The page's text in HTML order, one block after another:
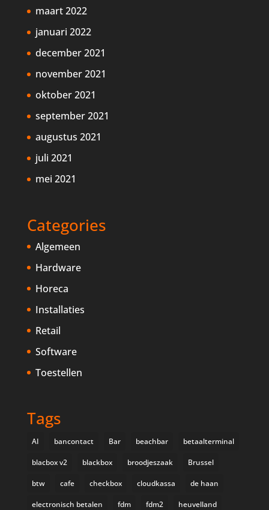
maart 2022
januari 2022
december 2021
november 2021
oktober 2021
september 2021
augustus 2021
juli 2021
mei 2021
Categories
Algemeen
Hardware
Horeca
Installaties
Retail
Software
Toestellen
Tags
AI bancontact Bar beachbar betaalterminal
blacbox v2 blackbox broodjeszaak Brussel
btw cafe checkbox cloudkassa de haan
electronisch betalen fdm fdm2 heuvelland